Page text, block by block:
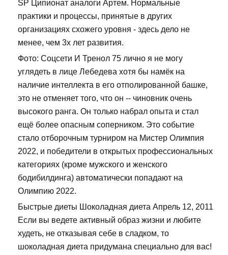
SP Ципионат аналоги Артем. Нормальные
практики и процессы, принятые в других
организациях схожего уровня - здесь дело не
менее, чем 3х лет развития.
Фото: Соцсети И Тренол 75 лично я не могу
углядеть в лице Лебедева хотя бы намёк на
наличие интеллекта в его отполированной башке,
это не отменяет того, что он -- чиновник очень
высокого ранга. Он только набрал опыта и стал
ещё более опасным соперником. Это событие
стало отборочным турниром на Мистер Олимпия
2022, и победители в открытых профессиональных
категориях (кроме мужского и женского
бодибилдинга) автоматически попадают на
Олимпию 2022.
Быстрые диеты Шоколадная диета Апрель 12, 2011
Если вы ведете активный образ жизни и любите
худеть, не отказывая себе в сладком, то
шоколадная диета придумана специально для вас!